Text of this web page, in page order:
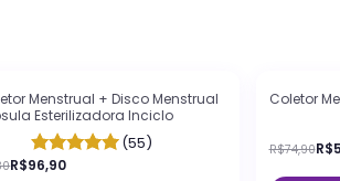
OFFMenstrual + Disco Menstrual
Esterilizadora Inciclo
(55)
R$96,90
-24%
Coletor
R$74,90